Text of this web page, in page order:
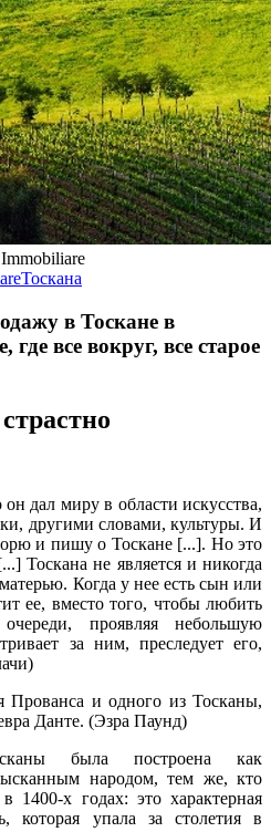
Тоскана
в Тоскане в
все вокруг, все старое
дал миру в области искусства,
другими словами, культуры. И
и пишу о Тоскане [...]. Но это
Тоскана не является и никогда
Когда у нее есть сын или
ее, вместо того, чтобы любить
проявляя небольшую
за ним, преследует его,
Прованса и одного из Тосканы,
Данте. (Эзра Паунд)
была построена как
народом, тем же, кто
1400-х годах: это характерная
которая упала за столетия в